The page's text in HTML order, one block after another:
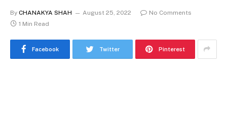
By CHANAKYA SHAH August 25, 2022
No Comments
1 Min Read
Facebook Twitter Pinterest